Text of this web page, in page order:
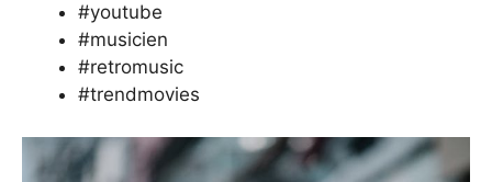
#youtube
#musicien
#retromusic
#trendmovies